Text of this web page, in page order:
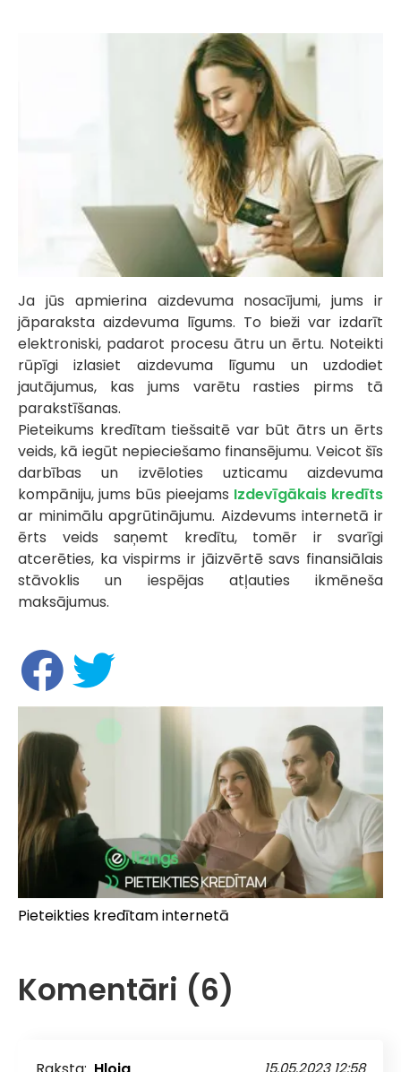
Ja jūs apmierina aizdevuma nosacījumi, jums ir
jāparaksta aizdevuma līgums. To bieži var izdarīt
elektroniski, padarot procesu ātru un ērtu. Noteikti
rūpīgi izlasiet aizdevuma līgumu un uzdodiet
jautājumus, kas jums varētu rasties pirms tā
parakstīšanas.
Pieteikums kredītam tiešsaitē var būt ātrs un ērts
veids, kā iegūt nepieciešamo finansējumu. Veicot šīs
darbības un izvēloties uzticamu aizdevuma
kompāniju, jums būs pieejams Izdevīgākais kredīts
ar minimālu apgrūtinājumu. Aizdevums internetā ir
ērts veids saņemt kredītu, tomēr ir svarīgi
atcerēties, ka vispirms ir jāizvērtē savs finansiālais
stāvoklis un iespējas atļauties ikmēneša
maksājumus.
Pieteikties kredītam internetā
Komentāri (6)
15.05.2023 12:58